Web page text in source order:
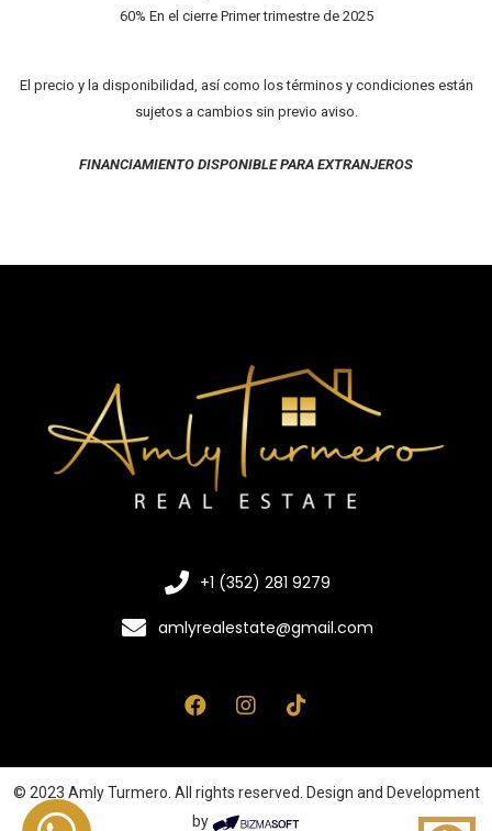
60% En el cierre Primer trimestre de 2025
El precio y la disponibilidad, así como los términos y condiciones están
sujetos a cambios sin previo aviso.
FINANCIAMIENTO DISPONIBLE PARA EXTRANJEROS
+1 (352) 281 9279
amlyrealestate@gmail.com
© 2023 Amly Turmero. All rights reserved. Design and Development
by